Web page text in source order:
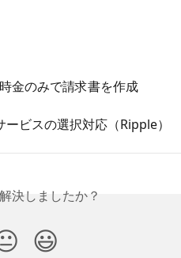
金のみで請求書を作成
ビスの選択対応（Ripple）
決しましたか？
😃